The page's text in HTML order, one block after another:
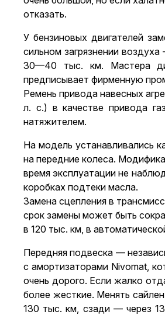
отказать.
У бензиновых двигателей
сильном загрязнении
30—40 тыс. км. Мастера
предписывает фирменную
Ремень привода навесных
л. с.) в качестве привода
натяжителем.
На модель устанавливались
на передние колеса.
время эксплуатации не
коробках подтеки масла.
Замена сцепления в
срок замены может быть
в 120 тыс. км, в
Передняя подвеска —
с амортизаторами Nivomat,
очень дорого. Если жалко
более жесткие. Менять
130 тыс. км, сзади — через